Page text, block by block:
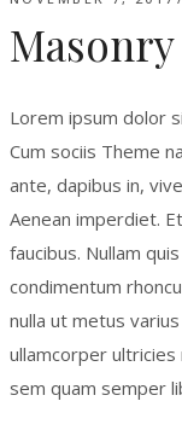
Lorem ipsum dolor
Cum sociis Theme
ante, dapibus in,
Aenean imperdiet.
faucibus. Nullam
condimentum
nulla ut metus
ullamcorper
sem quam semper